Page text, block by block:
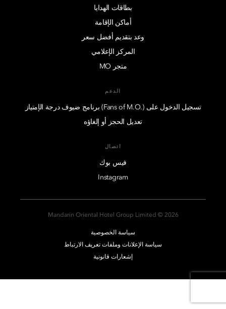
بطاقات الهدايا
أماكن الإقامة
وعد بتقديم أفضل سعر
المركز الإعلامي
متجر MO
الدعم
تسجيل الدخول على (.Fans of M.O) برنامج ضيوف درجة الإمتياز
تعديل الحجز أو إلغاؤه
اتصال
فيس بوك
Instagram
2026 © Mandarin Oriental Hotel Group Limited
سياسة الخصوصية
سياسة الإعلانات وملفات تعريف الارتباط
إشعارات قانونية